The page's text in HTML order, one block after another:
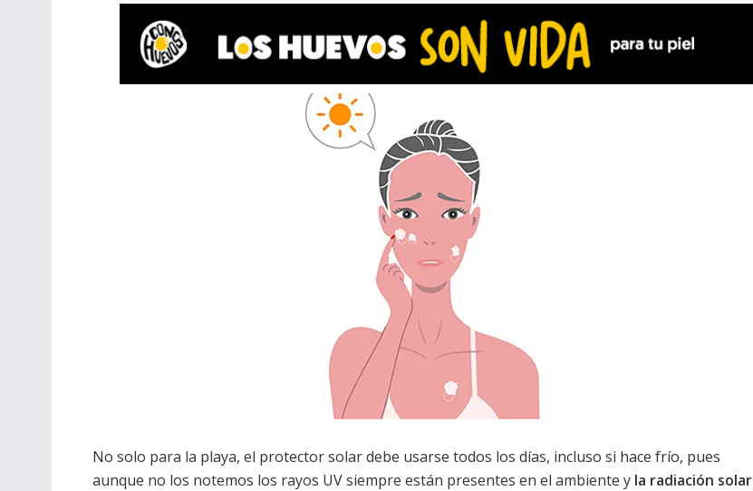
No solo para la playa, el protector solar debe usarse todos los días, incluso si hace frío, pues
aunque no los notemos los rayos UV siempre están presentes en el ambiente y la radiación solar